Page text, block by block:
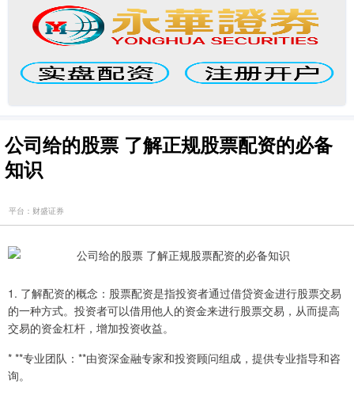
公司给的股票 了解正规股票配资的必备
知识
平台：财盛证券
1. 了解配资的概念：股票配资是指投资者通过借贷资金进行股票交易
的一种方式。投资者可以借用他人的资金来进行股票交易，从而提高
交易的资金杠杆，增加投资收益。
* **专业团队：**由资深金融专家和投资顾问组成，提供专业指导和咨
询。